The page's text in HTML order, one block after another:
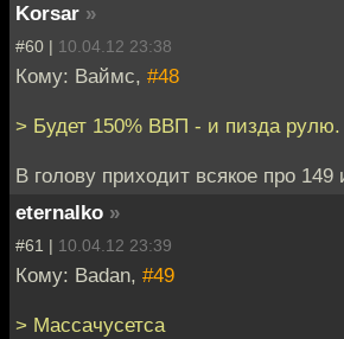
Korsar »
#60 | 10.04.12 23:38
Кому: Ваймс, #48
> Будет 150% ВВП - и пизда рулю.
В голову приходит всякое про 149
eternalko »
#61 | 10.04.12 23:39
Кому: Badan, #49
> Массачусетса